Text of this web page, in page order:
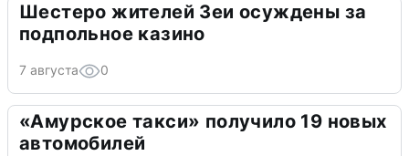
Шестеро жителей Зеи осуждены за
подпольное казино
7 августа 0
«Амурское такси» получило 19 новых
автомобилей